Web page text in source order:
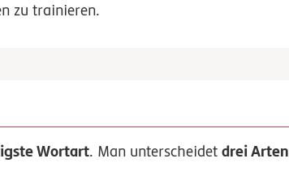
zu trainieren.
Wortart. Man unterscheidetdrei Arten